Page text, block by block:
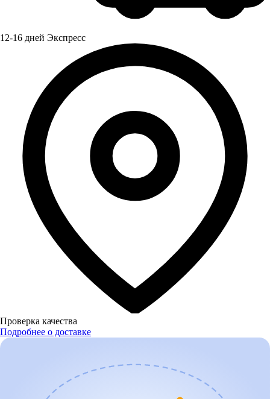
12-16 дней Экспресс
Проверка качества
Подробнее о доставке